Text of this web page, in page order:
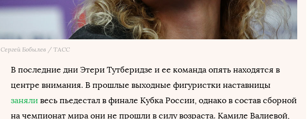
Сергей Бобылев / ТАСС
В последние дни Этери Тутберидзе и ее команда опять находятся в
центре внимания. В прошлые выходные фигуристки наставницы
заняли весь пьедестал в финале Кубка России, однако в состав сборной
на чемпионат мира они не прошли в силу возраста. Камиле Валиевой,